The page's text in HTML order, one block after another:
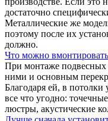
достаточно
Металлические же
поэтому после их
должно.
Что можно
При монтаже
ними и основным
Благодаря ей, в потолки
все что угодно:
люстры, акустические